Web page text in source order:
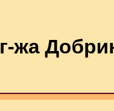
г-жа